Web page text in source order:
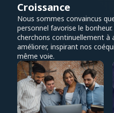
Croissance
Nous sommes convaincus
personnel favorise le
cherchons continuellement à
améliorer, inspirant nos
même voie.